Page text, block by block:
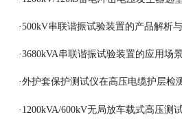
·500kV串联谐振试验装置的产品解析
·3680kVA串联谐振试验装置的应用场
·外护套保护测试仪在高压电缆护层检
· 1200kVA/600kV无局放车载式高压测